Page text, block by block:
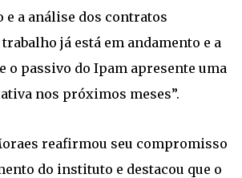
e a análise dos contratos
já está em andamento e a
o passivo do Ipam apresente uma
nos próximos meses”.
reafirmou seu compromisso
do instituto e destacou que o